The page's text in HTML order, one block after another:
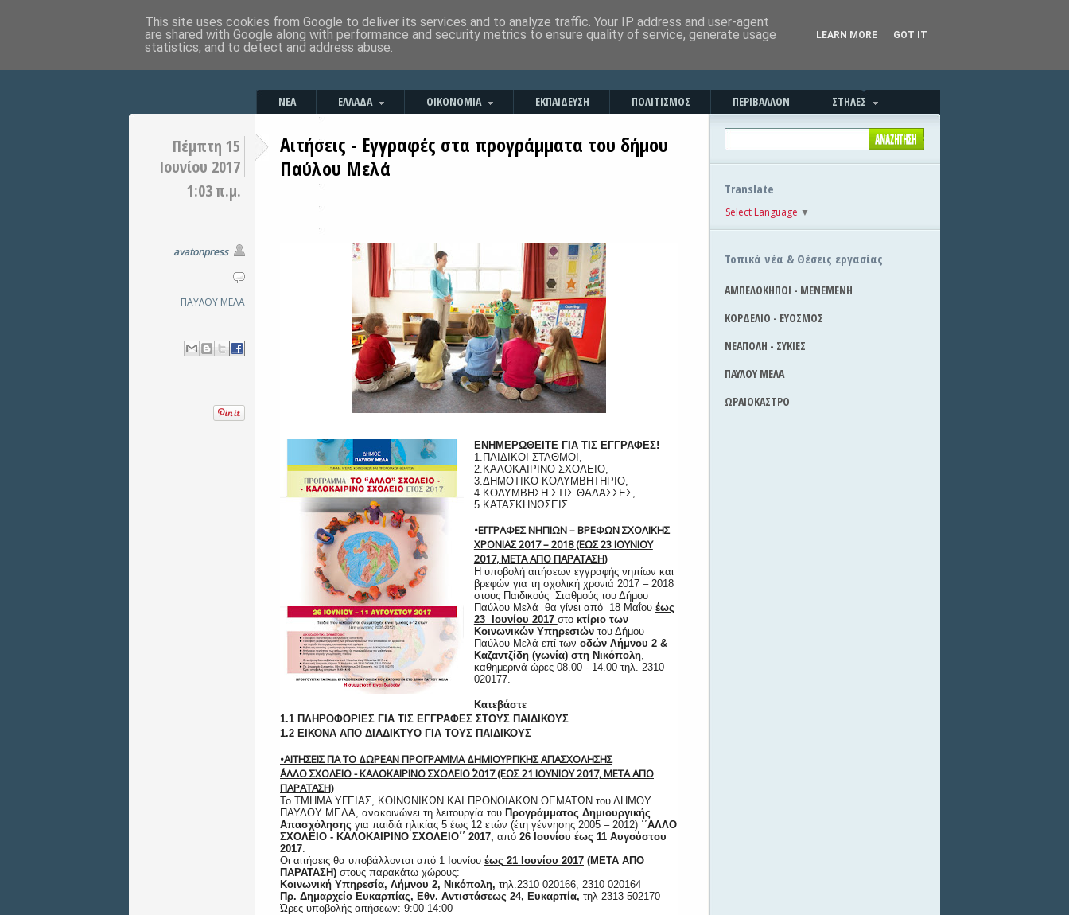
ΝΕΑ ΕΛΛΑΔΑ ΟΙΚΟΝΟΜΙΑ ΕΚΠΑΙΔΕΥΣΗ ΠΟΛΙΤΙΣΜΟΣ ΠΕΡΙΒΑΛΛΟΝ ΣΤΗΛΕΣ
Πέμπτη 15
Ιουνίου 2017
1:03 π.μ.
avatonpress
ΠΑΥΛΟΥ ΜΕΛΑ
Αιτήσεις - Εγγραφές στα προγράμματα του δήμου
Παύλου Μελά
ΕΝΗΜΕΡΩΘΕΙΤΕ ΓΙΑ ΤΙΣ ΕΓΓΡΑΦΕΣ!
1.ΠΑΙΔΙΚΟΙ ΣΤΑΘΜΟΙ,
2.ΚΑΛΟΚΑΙΡΙΝΟ ΣΧΟΛΕΙΟ,
3.ΔΗΜΟΤΙΚΟ ΚΟΛΥΜΒΗΤΗΡΙΟ,
4.ΚΟΛΥΜΒΗΣΗ ΣΤΙΣ ΘΑΛΑΣΣΕΣ,
5.ΚΑΤΑΣΚΗΝΩΣΕΙΣ
•ΕΓΓΡΑΦΕΣ ΝΗΠΙΩΝ – ΒΡΕΦΩΝ ΣΧΟΛΙΚΗΣ
ΧΡΟΝΙΑΣ 2017 – 2018 (ΕΩΣ 23 ΙΟΥΝΙΟΥ
2017, ΜΕΤΑ ΑΠΟ ΠΑΡΑΤΑΣΗ)
Η υποβολή αιτήσεων εγγραφής νηπίων και
βρεφών για τη σχολική χρονιά 2017 – 2018
στους Παιδικούς Σταθμούς του Δήμου
Παύλου Μελά θα γίνει από 18 Μαΐου έως
23 Ιουνίου 2017 στο κτίριο των
Κοινωνικών Υπηρεσιώντου Δήμου
Παύλου Μελά επί των οδών Λήμνου 2 &
Καζαντζίδη (γωνία) στη Νικόπολη,
καθημερινά ώρες 08.00 - 14.00 τηλ. 2310
020177.
Κατεβάστε
1.1 ΠΛΗΡΟΦΟΡΙΕΣ ΓΙΑ ΤΙΣ ΕΓΓΡΑΦΕΣ ΣΤΟΥΣ ΠΑΙΔΙΚΟΥΣ
1.2 ΕΙΚΟΝΑ ΑΠΟ ΔΙΑΔΙΚΤΥΟ ΓΙΑ ΤΟΥΣ ΠΑΙΔΙΚΟΥΣ
•ΑΙΤΗΣΕΙΣ ΓΙΑ ΤΟ ΔΩΡΕΑΝ ΠΡΟΓΡΑΜΜΑ ΔΗΜΙΟΥΡΓΙΚΗΣ ΑΠΑΣΧΟΛΗΣΗΣ
΄΄ΑΛΛΟ ΣΧΟΛΕΙΟ - ΚΑΛΟΚΑΙΡΙΝΟ ΣΧΟΛΕΙΟ΄΄ 2017 (ΕΩΣ 21 ΙΟΥΝΙΟΥ 2017, ΜΕΤΑ ΑΠΟ
ΠΑΡΑΤΑΣΗ)
Το ΤΜΗΜΑ ΥΓΕΙΑΣ, ΚΟΙΝΩΝΙΚΩΝ ΚΑΙ ΠΡΟΝΟΙΑΚΩΝ ΘΕΜΑΤΩΝ του ΔΗΜΟΥ
ΠΑΥΛΟΥ ΜΕΛΑ, ανακοινώνει τη λειτουργία του Προγράμματος Δημιουργικής
Απασχόλησης για παιδιά ηλικίας 5 έως 12 ετών (έτη γέννησης 2005 – 2012) ΄΄ΑΛΛΟ
ΣΧΟΛΕΙΟ - ΚΑΛΟΚΑΙΡΙΝΟ ΣΧΟΛΕΙΟ΄΄ 2017, από 26 Ιουνίου έως 11 Αυγούστου
2017.
Οι αιτήσεις θα υποβάλλονται από 1 Ιουνίου έως 21 Ιουνίου 2017 (ΜΕΤΑ ΑΠΟ
ΠΑΡΑΤΑΣΗ) στους παρακάτω χώρους:
Κοινωνική Υπηρεσία, Λήμνου 2, Νικόπολη, τηλ.2310 020166, 2310 020164
Πρ. Δημαρχείο Ευκαρπίας, Εθν. Αντιστάσεως 24, Ευκαρπία, τηλ 2313 502170
Ώρες υποβολής αιτήσεων: 9:00-14:00
Translate
Select Language ▼
Τοπικά νέα & Θέσεις εργασίας
ΑΜΠΕΛΟΚΗΠΟΙ - ΜΕΝΕΜΕΝΗ
ΚΟΡΔΕΛΙΟ - ΕΥΟΣΜΟΣ
ΝΕΑΠΟΛΗ - ΣΥΚΙΕΣ
ΠΑΥΛΟΥ ΜΕΛΑ
ΩΡΑΙΟΚΑΣΤΡΟ
This site uses cookies from Google to deliver its services and to analyze traffic. Your IP address and user-agent
are shared with Google along with performance and security metrics to ensure quality of service, generate usage
statistics, and to detect and address abuse.
LEARN MORE GOT IT